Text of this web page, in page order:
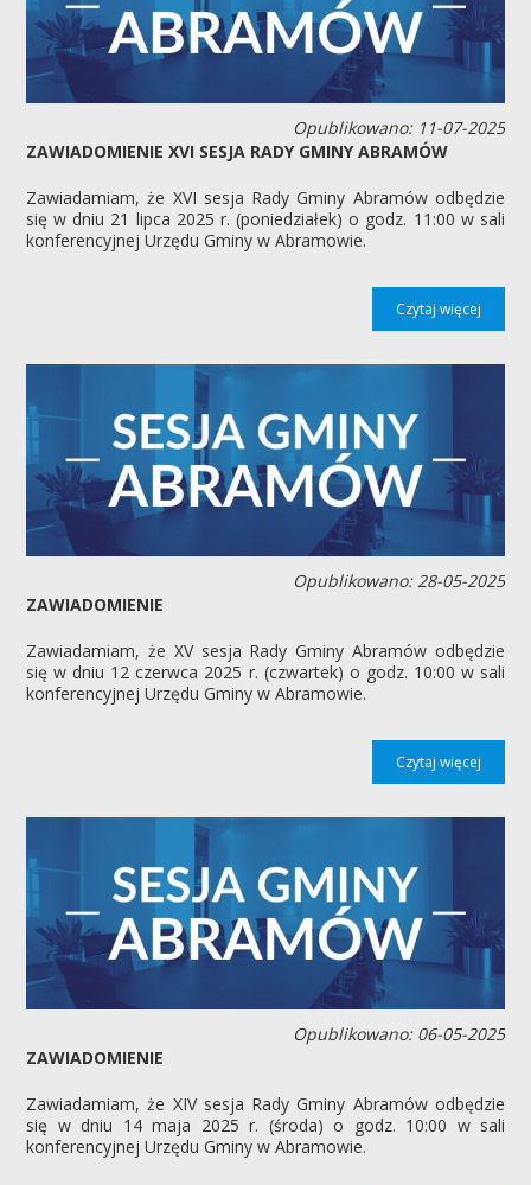
Opublikowano: 11-07-2025
ZAWIADOMIENIE XVI SESJA RADY GMINY ABRAMÓW
Zawiadamiam, że XVI sesja Rady Gminy Abramów odbędzie
się w dniu 21 lipca 2025 r. (poniedziałek) o godz. 11:00 w sali
konferencyjnej Urzędu Gminy w Abramowie.
Czytaj więcej
Opublikowano: 28-05-2025
ZAWIADOMIENIE
Zawiadamiam, że XV sesja Rady Gminy Abramów odbędzie
się w dniu 12 czerwca 2025 r. (czwartek) o godz. 10:00 w sali
konferencyjnej Urzędu Gminy w Abramowie.
Czytaj więcej
Opublikowano: 06-05-2025
ZAWIADOMIENIE
Zawiadamiam, że XIV sesja Rady Gminy Abramów odbędzie
się w dniu 14 maja 2025 r. (środa) o godz. 10:00 w sali
konferencyjnej Urzędu Gminy w Abramowie.